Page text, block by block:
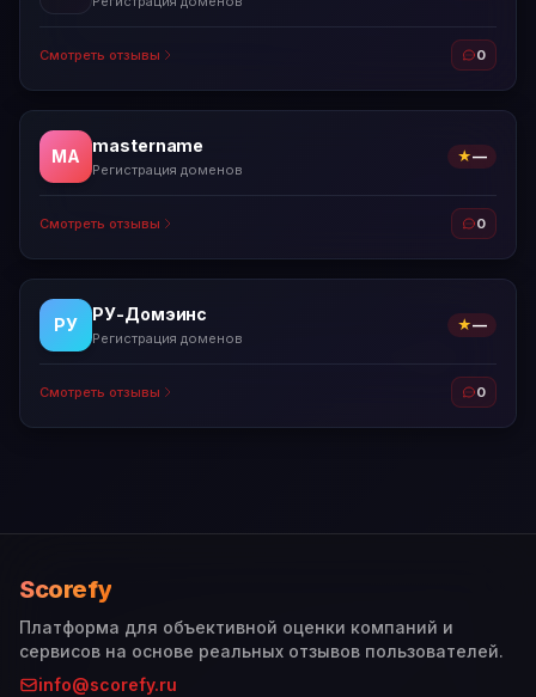
Смотреть отзывы 0
MA
mastername
Регистрация доменов
★—
Смотреть отзывы 0
РУ
РУ-Домэинс
Регистрация доменов
★—
Смотреть отзывы 0
Scorefy
Платформа для объективной оценки компаний и
сервисов на основе реальных отзывов пользователей.
info@scorefy.ru